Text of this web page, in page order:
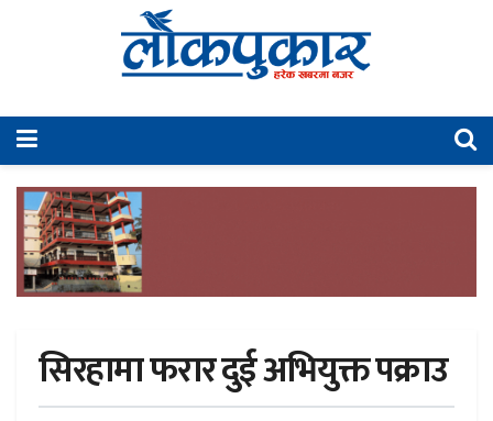
सिरहामा फरार दुई अभियुक्त पक्राउ